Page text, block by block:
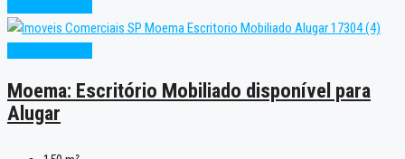
Moema: Escritório Mobiliado disponível para
Alugar